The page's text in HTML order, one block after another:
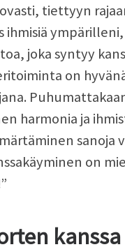
tiettyyn
ihmisiä
joka syntyy
on
harmonia ja
sanoja
on
kanssa